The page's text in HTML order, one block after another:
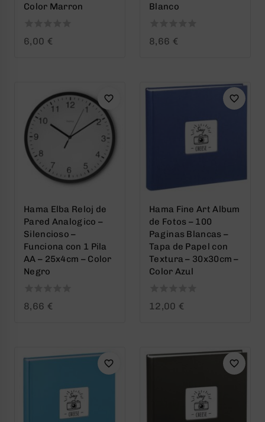
Color Marron
0
6,00 €
Blanco
0
8,66 €
Hama Elba Reloj de
Pared Analogico –
Silencioso –
Funciona con 1 Pila
AA – 25x4cm – Color
Negro
0
8,66 €
Hama Fine Art Album
de Fotos – 100
Paginas Blancas –
Tapa de Papel con
Textura – 30x30cm –
Color Azul
012,00 €